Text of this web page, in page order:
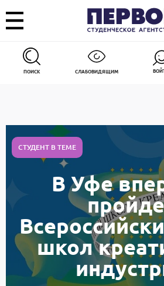
ПОИСК СЛАБОВИДЯЩИМ
СТУДЕНТ В ТЕМЕ
В Уфе
школ